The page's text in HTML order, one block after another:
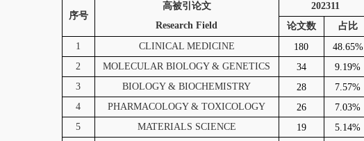
序号
高被引论文
Research Field
202311
论文数
占比
1
CLINICAL MEDICINE 180 48.65%
2
MOLECULAR BIOLOGY & GENETICS 34 9.19%
3
BIOLOGY & BIOCHEMISTRY 28 7.57%
4
PHARMACOLOGY & TOXICOLOGY 26 7.03%
5
MATERIALS SCIENCE 19 5.14%